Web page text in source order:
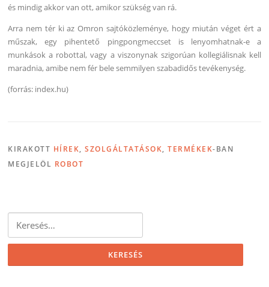
és mindig akkor van ott, amikor szükség van rá.
Arra nem tér ki az Omron sajtóközleménye, hogy miután véget ért a
műszak, egy pihentető pingpongmeccset is lenyomhatnak-e a
munkások a robottal, vagy a viszonynak szigorúan kollegiálisnak kell
maradnia, amibe nem fér bele semmilyen szabadidős tevékenység.
(forrás: index.hu)
KIRAKOTT HÍREK,SZOLGÁLTATÁSOK,TERMÉKEK-BAN
MEGJELÖL ROBOT